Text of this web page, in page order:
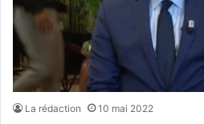
La rédaction 10 mai 2022